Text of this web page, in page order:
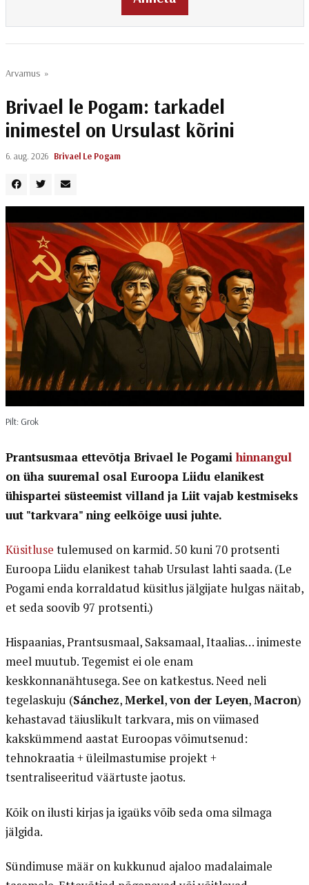
Arvamus»
Brivael le Pogam: tarkadel
inimestel on Ursulast kõrini
6. aug. 2026 Brivael Le Pogam
Pilt: Grok
Prantsusmaa ettevõtja Brivael le Pogamihinnangul
on üha suuremal osal Euroopa Liidu elanikest
ühispartei süsteemist villand ja Liit vajab kestmiseks
uut "tarkvara" ning eelkõige uusi juhte.
Küsitluse tulemused on karmid. 50 kuni 70 protsenti
Euroopa Liidu elanikest tahab Ursulast lahti saada. (Le
Pogami enda korraldatud küsitlus jälgijate hulgas näitab,
et seda soovib 97 protsenti.)
Hispaanias, Prantsusmaal, Saksamaal, Itaalias… inimeste
meel muutub. Tegemist ei ole enam
keskkonnanähtusega. See on katkestus. Need neli
tegelaskuju (Sánchez,Merkel,von der Leyen,Macron)
kehastavad täiuslikult tarkvara, mis on viimased
kakskümmend aastat Euroopas võimutsenud:
tehnokraatia + üleilmastumise projekt +
tsentraliseeritud väärtuste jaotus.
Kõik on ilusti kirjas ja igaüks võib seda oma silmaga
jälgida.
Sündimuse määr on kukkunud ajaloo madalaimale